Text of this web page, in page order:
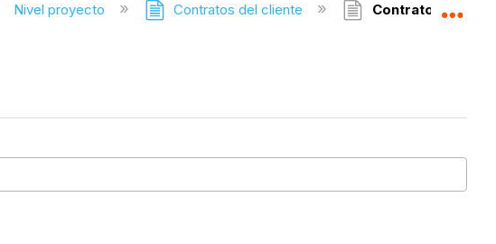
Nivel proyecto Contratos del cliente Contratos de